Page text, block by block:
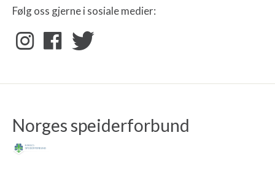
Følg oss gjerne i sosiale medier:
Norges speiderforbund